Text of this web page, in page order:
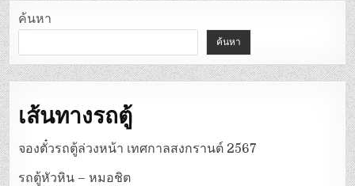
ค้นหา
ค้นหา
เส้นทางรถตู้
จองตั๋วรถตู้ล่วงหน้า เทศกาลสงกรานต์ 2567
รถตู้หัวหิน – หมอชิต